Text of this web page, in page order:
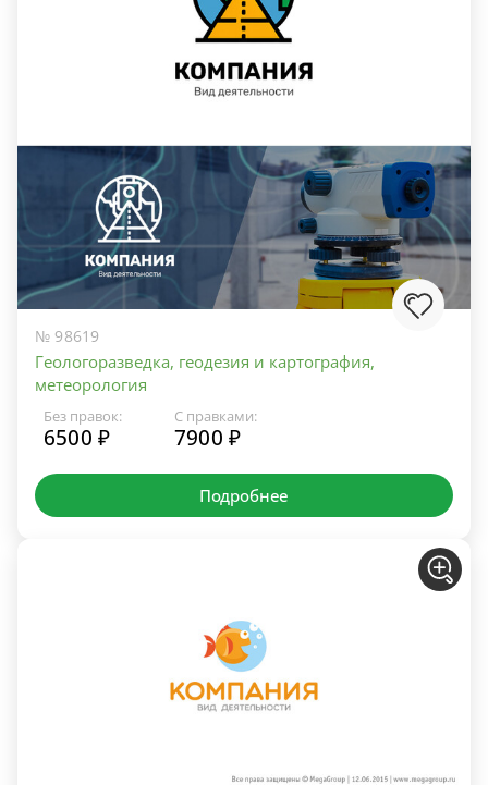
№ 98619
Геологоразведка, геодезия и картография,
метеорология
Без правок:
6500 ₽
С правками:
7900 ₽
Подробнее